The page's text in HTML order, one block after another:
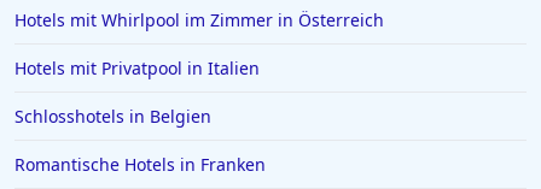
Hotels in St. Moritz
Hotels in NRW
Hotels mit Whirlpool im Zimmer in Österreich
Hotels mit Privatpool in Italien
Schlosshotels in Belgien
Romantische Hotels in Franken